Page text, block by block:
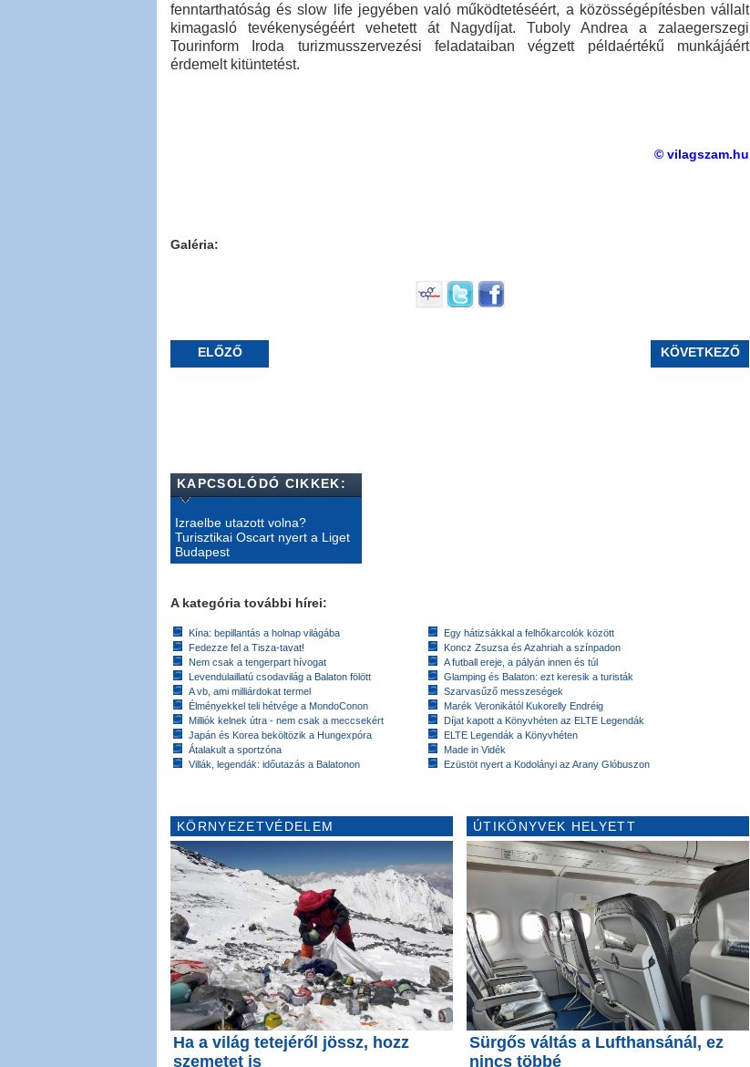
fenntarthatóság és slow life jegyében való működtetéséért, a közösségépítésben vállalt
kimagasló tevékenységéért vehetett át Nagydíjat. Tuboly Andrea a zalaegerszegi
Tourinform Iroda turizmusszervezési feladataiban végzett példaértékű munkájáért
érdemelt kitüntetést.
© vilagszam.hu
Galéria:
ELŐZŐ KÖVETKEZŐ
KAPCSOLÓDÓ CIKKEK:
Izraelbe utazott volna?
Turisztikai Oscart nyert a Liget
Budapest
A kategória további hírei:
Kína: bepillantás a holnap világába
Fedezze fel a Tisza-tavat!
Nem csak a tengerpart hívogat
Levendulaillatú csodavilág a Balaton fölött
A vb, ami milliárdokat termel
Élményekkel teli hétvége a MondoConon
Milliók kelnek útra - nem csak a meccsekért
Japán és Korea beköltözik a Hungexpóra
Átalakult a sportzóna
Villák, legendák: időutazás a Balatonon
Egy hátizsákkal a felhőkarcolók között
Koncz Zsuzsa és Azahriah a színpadon
A futball ereje, a pályán innen és túl
Glamping és Balaton: ezt keresik a turisták
Szarvasűző messzeségek
Marék Veronikától Kukorelly Endréig
Díjat kapott a Könyvhéten az ELTE Legendák
ELTE Legendák a Könyvhéten
Made in Vidék
Ezüstöt nyert a Kodolányi az Arany Glóbuszon
KÖRNYEZETVÉDELEM
Ha a világ tetejéről jössz, hozz
szemetet is
ÚTIKÖNYVEK HELYETT
Sürgős váltás a Lufthansánál, ez
nincs többé